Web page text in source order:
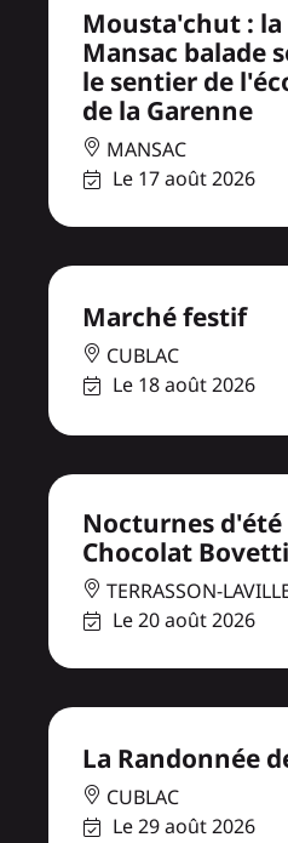
Mousta'chut :
Mansac balade
le sentier de
de la Garenne
MANSAC
Le 17 août 2026
Marché festif
CUBLAC
Le 18 août 2026
Nocturnes d'été
Chocolat Bovetti
TERRASSON-
Le 20 août 2026
La Randonnée
CUBLAC
Le 29 août 2026